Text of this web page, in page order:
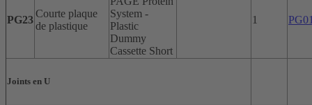
PG23
Courte plaque
de plastique
1
Joints en U